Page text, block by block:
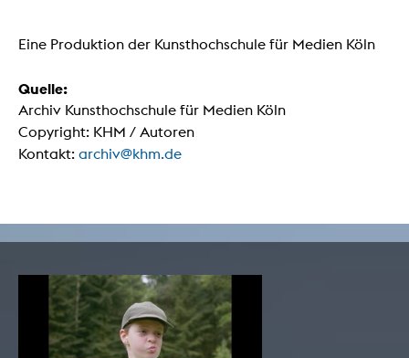
Eine Produktion der Kunsthochschule für Medien Köln
Quelle:
Archiv Kunsthochschule für Medien Köln
Copyright: KHM / Autoren
Kontakt: archiv@khm.de